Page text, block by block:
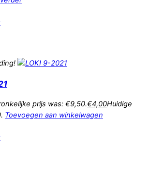
prijs was: €9,50.€4,00Huidige
Toevoegen aan winkelwagen